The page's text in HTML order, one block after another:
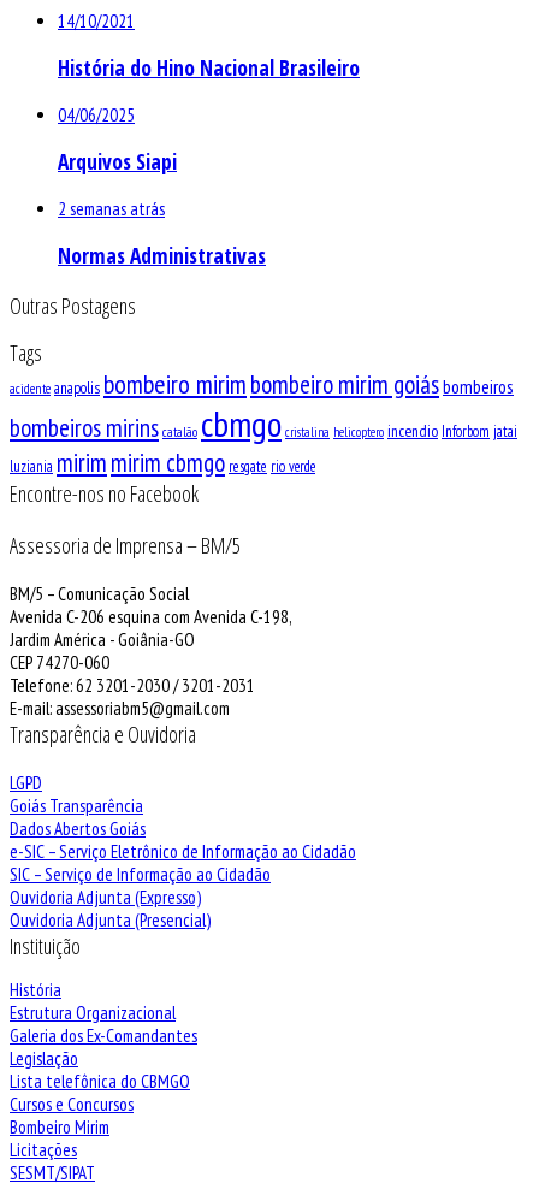
14/10/2021
História do Hino Nacional Brasileiro
04/06/2025
Arquivos Siapi
2 semanas atrás
Normas Administrativas
Outras Postagens
Tags
acidente anapolis bombeiro mirimbombeiro mirim goiásbombeiros
bombeiros mirins catalão cbmgo cristalina helicoptero incendio Inforbom jatai
luziania mirimmirim cbmgo resgate rio verde
Encontre-nos no Facebook
Assessoria de Imprensa – BM/5
BM/5 – Comunicação Social
Avenida C-206 esquina com Avenida C-198,
Jardim América - Goiânia-GO
CEP 74270-060
Telefone: 62 3201-2030 / 3201-2031
E-mail: assessoriabm5@gmail.com
Transparência e Ouvidoria
LGPD
Goiás Transparência
Dados Abertos Goiás
e-SIC – Serviço Eletrônico de Informação ao Cidadão
SIC – Serviço de Informação ao Cidadão
Ouvidoria Adjunta (Expresso)
Ouvidoria Adjunta (Presencial)
Instituição
História
Estrutura Organizacional
Galeria dos Ex-Comandantes
Legislação
Lista telefônica do CBMGO
Cursos e Concursos
Bombeiro Mirim
Licitações
SESMT/SIPAT